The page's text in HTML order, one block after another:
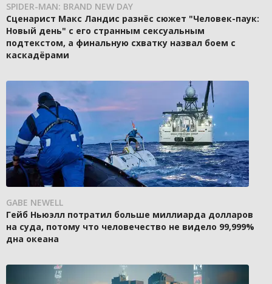
SPIDER-MAN: BRAND NEW DAY
Сценарист Макс Ландис разнёс сюжет "Человек-паук:
Новый день" с его странным сексуальным
подтекстом, а финальную схватку назвал боем с
каскадёрами
GABE NEWELL
Гейб Ньюэлл потратил больше миллиарда долларов
на суда, потому что человечество не видело 99,999%
дна океана